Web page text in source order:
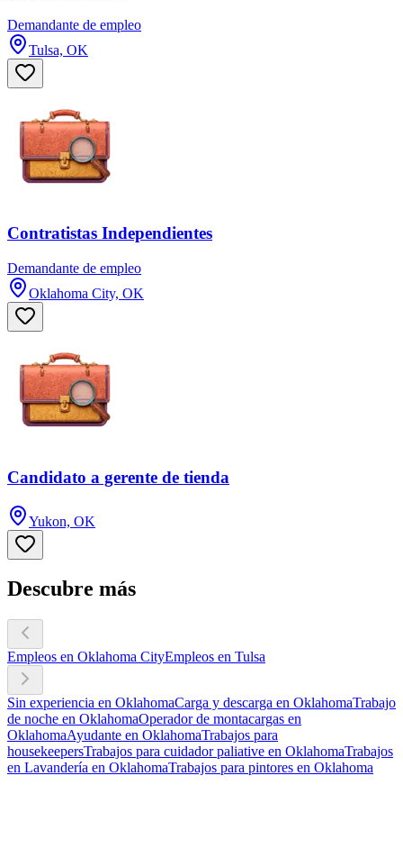
Demandante de empleo
Tulsa, OK
Contratistas Independientes
Demandante de empleo
Oklahoma City, OK
Candidato a gerente de tienda
Yukon, OK
Descubre más
Empleos en Oklahoma CityEmpleos en Tulsa
Sin experiencia en OklahomaCarga y descarga en OklahomaTrabajo
de noche en OklahomaOperador de montacargas en
OklahomaAyudante en OklahomaTrabajos para
housekeepersTrabajos para cuidador paliative en OklahomaTrabajos
en Lavandería en OklahomaTrabajos para pintores en Oklahoma